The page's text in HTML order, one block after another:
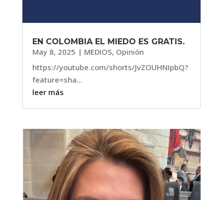
EN COLOMBIA EL MIEDO ES GRATIS.
May 8, 2025 | MEDIOS, Opinión
https://youtube.com/shorts/JvZOUHNIpbQ?
feature=sha...
leer más